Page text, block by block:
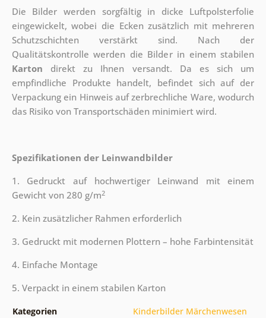
Die Bilder werden sorgfältig in dicke Luftpolsterfolie
eingewickelt, wobei die Ecken zusätzlich mit mehreren
Schutzschichten verstärkt sind. Nach der
Qualitätskontrolle werden die Bilder in einem stabilen
Karton direkt zu Ihnen versandt. Da es sich um
empfindliche Produkte handelt, befindet sich auf der
Verpackung ein Hinweis auf zerbrechliche Ware, wodurch
das Risiko von Transportschäden minimiert wird.
Spezifikationen der Leinwandbilder
1. Gedruckt auf hochwertiger Leinwand mit einem
Gewicht von 280 g/m2
2. Kein zusätzlicher Rahmen erforderlich
3. Gedruckt mit modernen Plottern – hohe Farbintensität
4. Einfache Montage
5. Verpackt in einem stabilen Karton
Kategorien Kinderbilder Märchenwesen